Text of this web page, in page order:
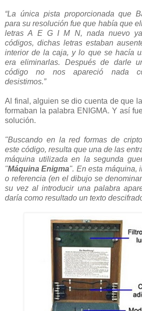
“La única pista proporcionada que
para su resolución fue que había que
letras A E G I M N, nada nuevo
códigos, dichas letras estaban
interior de la caja, y lo que se hacía
era eliminarlas. Después de darle
código no nos apareció nada
desistimos.”
Al final, alguien se dio cuenta de que
formaban la palabra ENIGMA. Y así
solución.
"Buscando en la red formas de
este código, resulta que una de las
máquina utilizada en la segunda
"Máquina Enigma". En esta máquina,
o referencia (en el dibujo se
su vez al introducir una palabra
daría como resultado un texto